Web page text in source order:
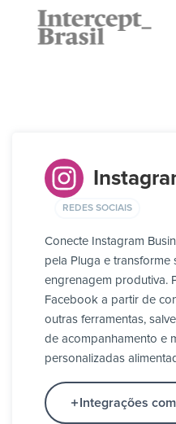
REDES SOCIAIS
Conecte Instagram
pela Pluga e transforme
engrenagem produtiva.
Facebook a partir de
outras ferramentas,
de acompanhamento e
personalizadas
Integrações